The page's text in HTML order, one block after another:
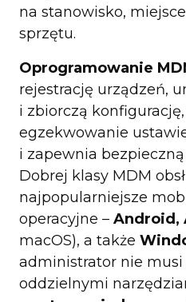
na stanowisko,
sprzętu.
Oprogramowanie
rejestrację urządzeń,
i zbiorczą
egzekwowanie
i zapewnia
Dobrej klasy MDM
najpopularniejsze
operacyjne – Android,
macOS), a także
administrator nie musi
oddzielnymi